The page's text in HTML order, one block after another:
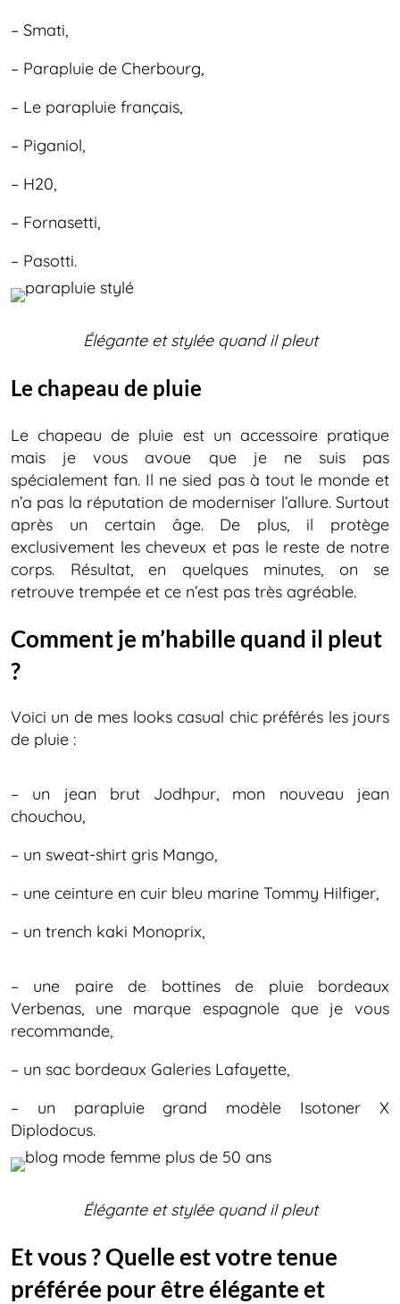
– Smati,
– Parapluie de Cherbourg,
– Le parapluie français,
– Piganiol,
– H20,
– Fornasetti,
– Pasotti.
Élégante et stylée quand il pleut
Le chapeau de pluie
Le chapeau de pluie est un accessoire pratique
mais je vous avoue que je ne suis pas
spécialement fan. Il ne sied pas à tout le monde et
n’a pas la réputation de moderniser l’allure. Surtout
après un certain âge. De plus, il protège
exclusivement les cheveux et pas le reste de notre
corps. Résultat, en quelques minutes, on se
retrouve trempée et ce n’est pas très agréable.
Comment je m’habille quand il pleut
?
Voici un de mes looks casual chic préférés les jours
de pluie :
– un jean brut Jodhpur, mon nouveau jean
chouchou,
– un sweat-shirt gris Mango,
– une ceinture en cuir bleu marine Tommy Hilfiger,
– un trench kaki Monoprix,
– une paire de bottines de pluie bordeaux
Verbenas, une marque espagnole que je vous
recommande,
– un sac bordeaux Galeries Lafayette,
– un parapluie grand modèle Isotoner X
Diplodocus.
Élégante et stylée quand il pleut
Et vous ? Quelle est votre tenue
préférée pour être élégante et